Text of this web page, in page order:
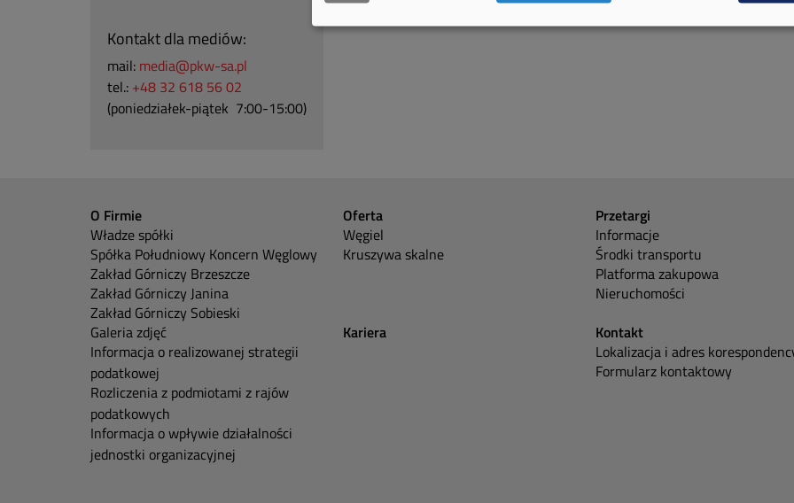
Kontakt dla mediów:
mail: media@pkw-sa.pl
tel.: +48 32 618 56 02
(poniedziałek-piątek 7:00-15:00)
O Firmie
Władze spółki
Spółka Południowy Koncern Węglowy
Zakład Górniczy Brzeszcze
Zakład Górniczy Janina
Zakład Górniczy Sobieski
Galeria zdjęć
Informacja o realizowanej strategii
podatkowej
Rozliczenia z podmiotami z rajów
podatkowych
Informacja o wpływie działalności
jednostki organizacyjnej
Oferta
Węgiel
Kruszywa skalne
Przetargi
Informacje
Środki transportu
Platforma zakupowa
Nieruchomości
Kariera
Kontakt
Lokalizacja i adres
Formularz kontaktowy